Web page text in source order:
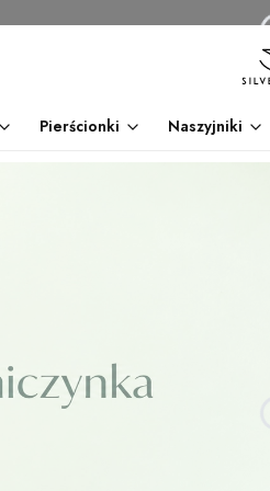
Pierścionki Naszyjniki